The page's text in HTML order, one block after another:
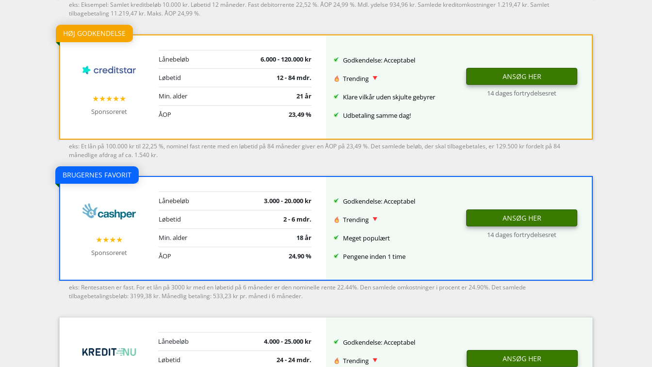
eks: Eksempel: Samlet kreditbeløb 10.000 kr. Løbetid 12 måneder. Fast debitorrente 22,52 %. ÅOP 24,99 %. Mdl. ydelse 934,96 kr. Samlede kreditomkostninger 1.219,47 kr. Samlet
tilbagebetaling 11.219,47 kr. Maks. ÅOP 24,99 %.
HØJ GODKENDELSE
★★★★★
Sponsoreret
Lånebeløb 6.000 - 120.000 kr
Løbetid 12 - 84 mdr.
Min. alder 21 år
ÅOP 23,49 %
Godkendelse: Acceptabel
Trending
Klare vilkår uden skjulte gebyrer
Udbetaling samme dag!
ANSØG HER
14 dages fortrydelsesret
eks: Et lån på 100.000 kr til 22,25 %, nominel fast rente med en løbetid på 84 måneder giver en ÅOP på 23,49 %. Det samlede beløb, der skal tilbagebetales, er 129.500 kr fordelt på 84
månedlige afdrag af ca. 1.540 kr.
BRUGERNES FAVORIT
★★★★
Sponsoreret
Lånebeløb 3.000 - 20.000 kr
Løbetid 2 - 6 mdr.
Min. alder 18 år
ÅOP 24,90 %
Godkendelse: Acceptabel
Trending
Meget populært
Pengene inden 1 time
ANSØG HER
14 dages fortrydelsesret
eks: Rentesatsen er fast. For et lån på 3000 kr med en løbetid på 6 måneder er den nominelle rente 22.44%. Den samlede omkostninger i procent er 24.90%. Det samlede
tilbagebetalingsbeløb: 3199,38 kr. Månedlig betaling: 533,23 kr pr. måned i 6 måneder.
Lånebeløb 4.000 - 25.000 kr
Løbetid 24 - 24 mdr.
Godkendelse: Acceptabel
Trending ANSØG HER